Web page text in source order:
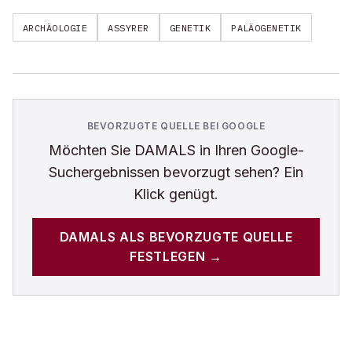
ARCHÄOLOGIE ASSYRER GENETIK PALÄOGENETIK
BEVORZUGTE QUELLE BEI GOOGLE
Möchten Sie DAMALS in Ihren Google-
Suchergebnissen bevorzugt sehen? Ein
Klick genügt.
DAMALS ALS BEVORZUGTE QUELLE
FESTLEGEN →